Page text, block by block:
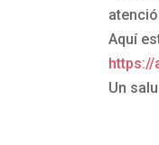
Aquí
https://
Un